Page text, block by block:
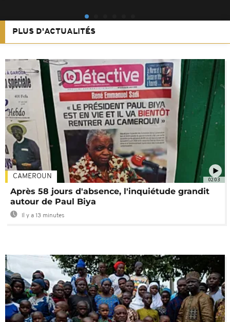
PLUS D'ACTUALITÉS
02:03
CAMEROUN
Après 58 jours d'absence, l'inquiétude grandit
autour de Paul Biya
Il y a 13 minutes